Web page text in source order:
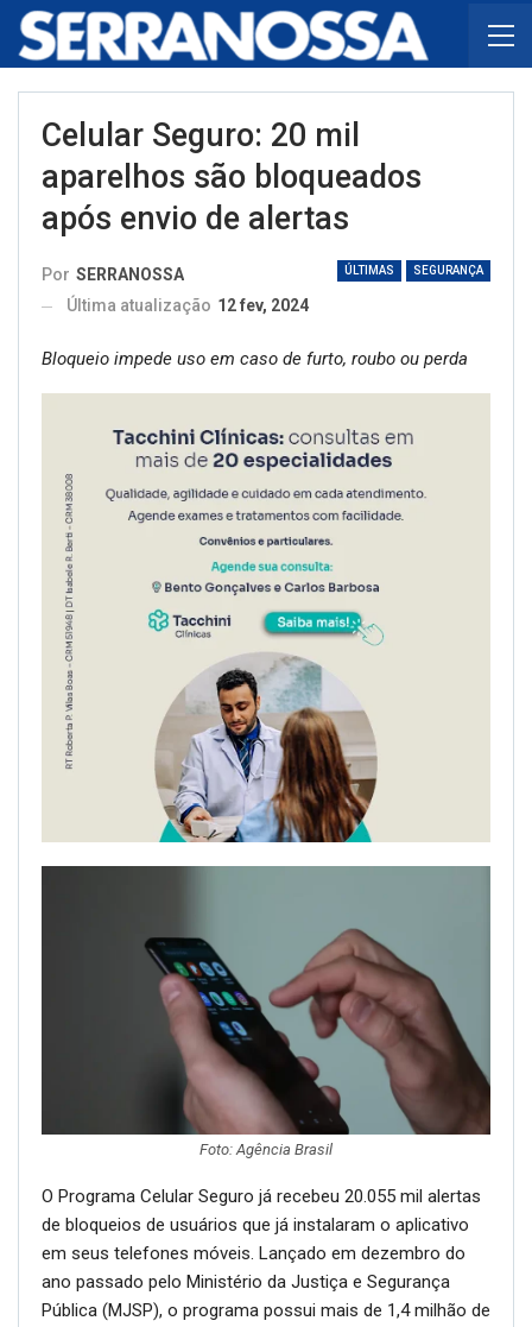
Celular Seguro: 20 mil
aparelhos são bloqueados
após envio de alertas
ÚLTIMAS SEGURANÇA
Por SERRANOSSA
Última atualização 12 fev, 2024
Bloqueio impede uso em caso de furto, roubo ou perda
Foto: Agência Brasil
O Programa Celular Seguro já recebeu 20.055 mil alertas
de bloqueios de usuários que já instalaram o aplicativo
em seus telefones móveis. Lançado em dezembro do
ano passado pelo Ministério da Justiça e Segurança
Pública (MJSP), o programa possui mais de 1,4 milhão de